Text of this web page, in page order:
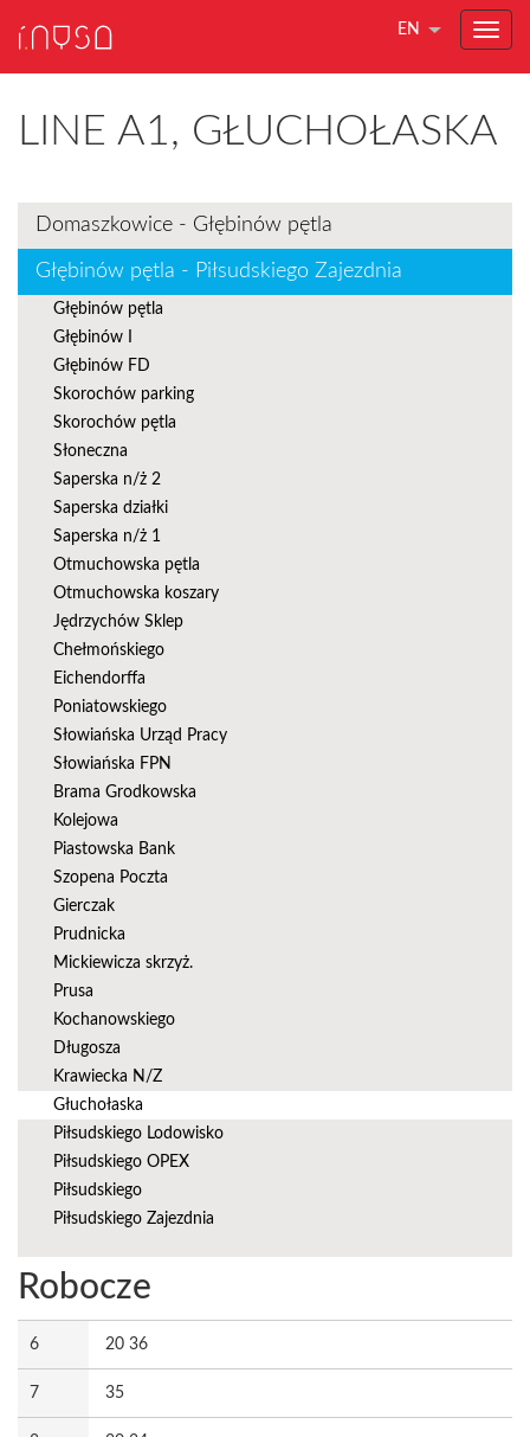
EN
LINE A1, GŁUCHOŁASKA
Domaszkowice - Głębinów pętla
Głębinów pętla - Piłsudskiego Zajezdnia
Głębinów pętla
Głębinów I
Głębinów FD
Skorochów parking
Skorochów pętla
Słoneczna
Saperska n/ż 2
Saperska działki
Saperska n/ż 1
Otmuchowska pętla
Otmuchowska koszary
Jędrzychów Sklep
Chełmońskiego
Eichendorffa
Poniatowskiego
Słowiańska Urząd Pracy
Słowiańska FPN
Brama Grodkowska
Kolejowa
Piastowska Bank
Szopena Poczta
Gierczak
Prudnicka
Mickiewicza skrzyż.
Prusa
Kochanowskiego
Długosza
Krawiecka N/Z
Głuchołaska
Piłsudskiego Lodowisko
Piłsudskiego OPEX
Piłsudskiego
Piłsudskiego Zajezdnia
Robocze
6 20 36
7 35